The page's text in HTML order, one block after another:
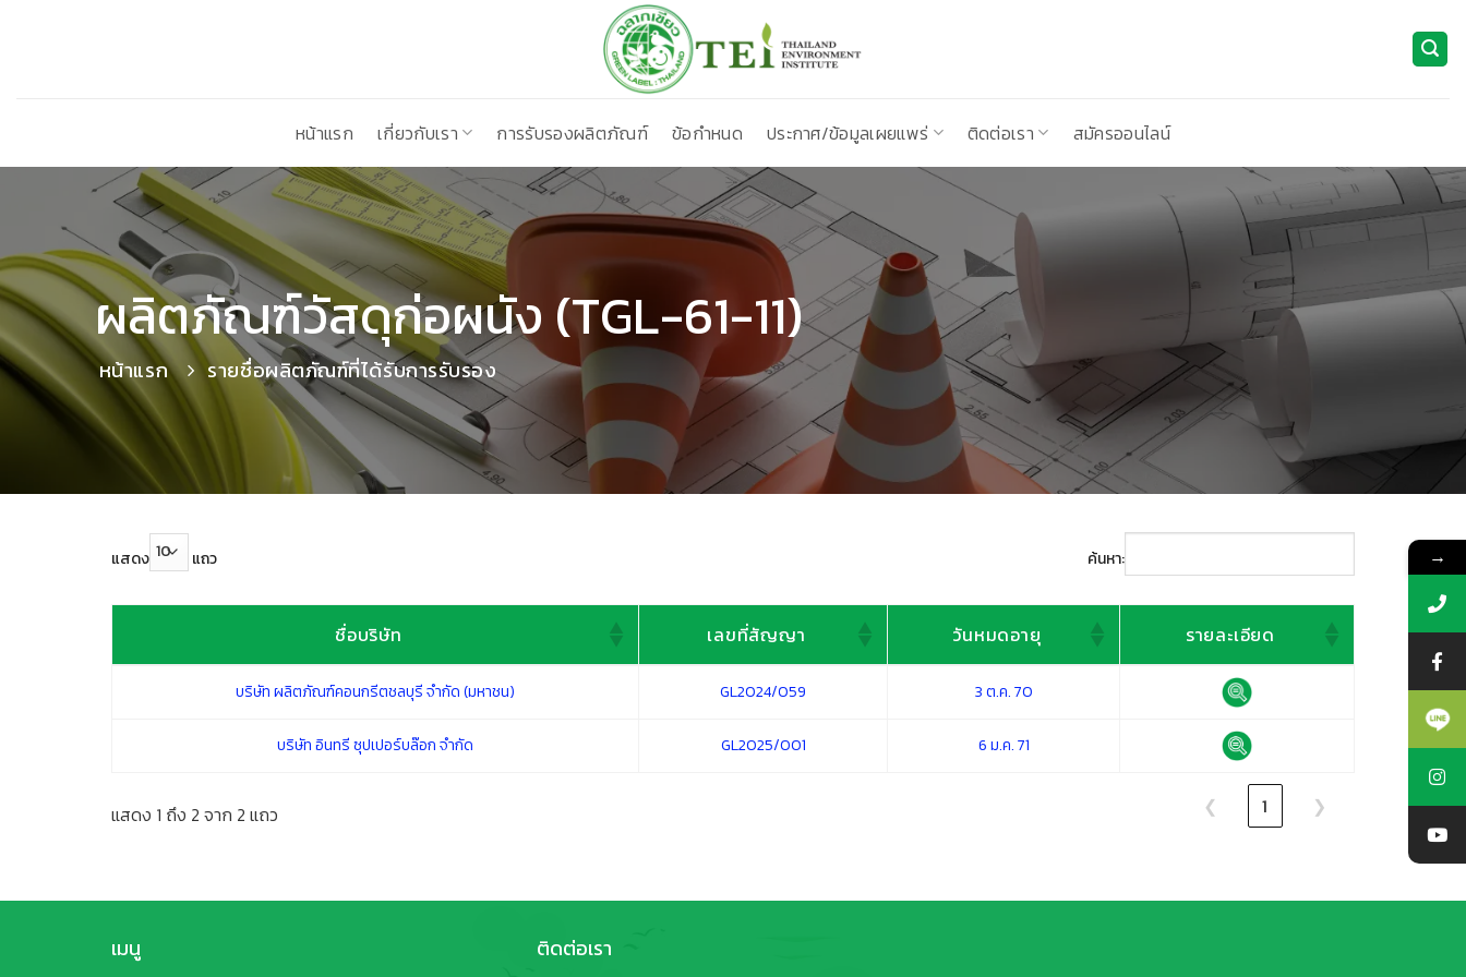
หน้าแรก
เกี่ยวกับเรา การรับรองผลิตภัณฑ์ ข้อกำหนด ประกาศ/ข้อมูลเผยแพร่ ติดต่อเรา สมัครออนไลน์
ผลิตภัณฑ์วัสดุก่อผนัง (TGL-61-11)
หน้าแรก รายชื่อผลิตภัณฑ์ที่ได้รับการรับรอง
แสดง แถว ค้นหา:
ชื่อบริษัท เลขที่สัญญา วันหมดอายุ
รายละเอียด
ชื่อบริษัท
รายละเอียด
บริษัท ผลิตภัณฑ์คอนกรีตชลบุรี จำกัด (มหาชน) GL2024/059 3 ต.ค. 70
บริษัท อินทรี ซุปเปอร์บล๊อก จำกัด GL2025/001 6 ม.ค. 71
แสดง 1 ถึง 2 จาก 2 แถว ❮ 1 ❯
เมนู ติดต่อเรา
→